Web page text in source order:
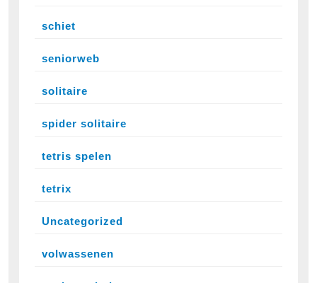
schiet
seniorweb
solitaire
spider solitaire
tetris spelen
tetrix
Uncategorized
volwassenen